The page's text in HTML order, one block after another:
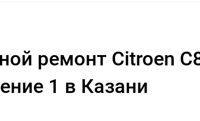
ремонт Citroen
1 в Казани